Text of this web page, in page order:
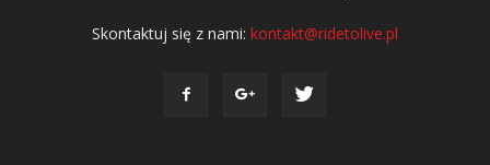
Skontaktuj się z nami: kontakt@ridetolive.pl